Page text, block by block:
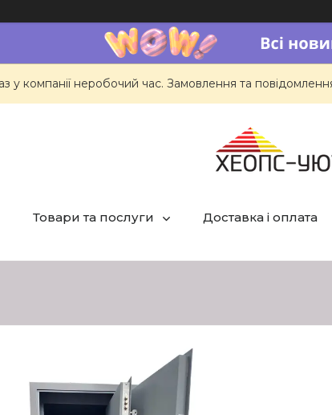
у компанії неробочий час. Замовлення та
Товари та послуги Доставка і оплата